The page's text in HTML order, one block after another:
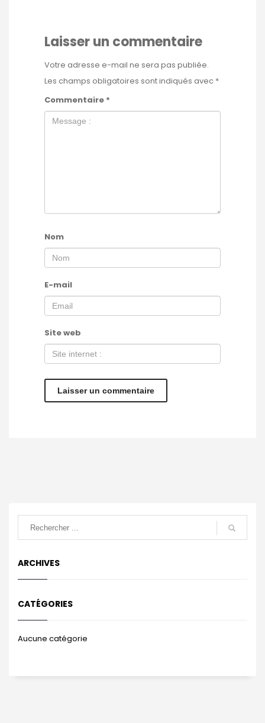
Laisser un commentaire
Votre adresse e-mail ne sera pas publiée.
Les champs obligatoires sont indiqués avec *
Commentaire *
Nom
E-mail
Site web
ARCHIVES
CATÉGORIES
Aucune catégorie